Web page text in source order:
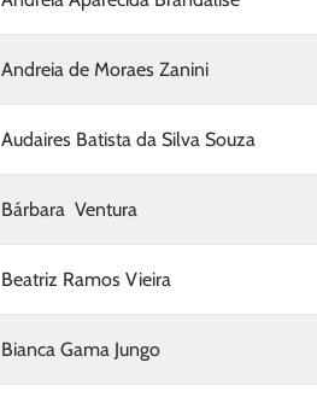
Andreia de Moraes Zanini
Audaires Batista da Silva Souza
Bárbara Ventura
Beatriz Ramos Vieira
Bianca Gama Jungo